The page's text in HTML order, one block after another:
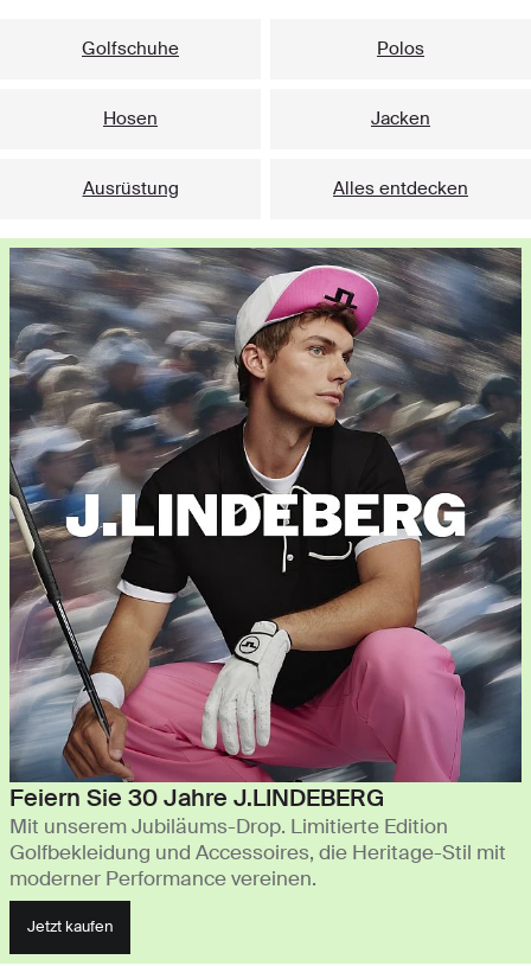
Golfschuhe Polos
Hosen Jacken
Ausrüstung Alles entdecken
Feiern Sie 30 Jahre J.LINDEBERG
Mit unserem Jubiläums-Drop. Limitierte Edition
Golfbekleidung und Accessoires, die Heritage-Stil mit
moderner Performance vereinen.
Jetzt kaufen